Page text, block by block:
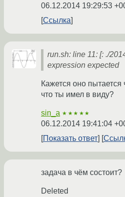
06.12.2014 19:29:53
Ссылка
run.sh: line 11: [: ./
expression expected
Кажется оно
что ты имел в виду?
sin_a ★★★★★
06.12.2014 19:41:04
Показать ответ
задача в чём состоит?
Deleted